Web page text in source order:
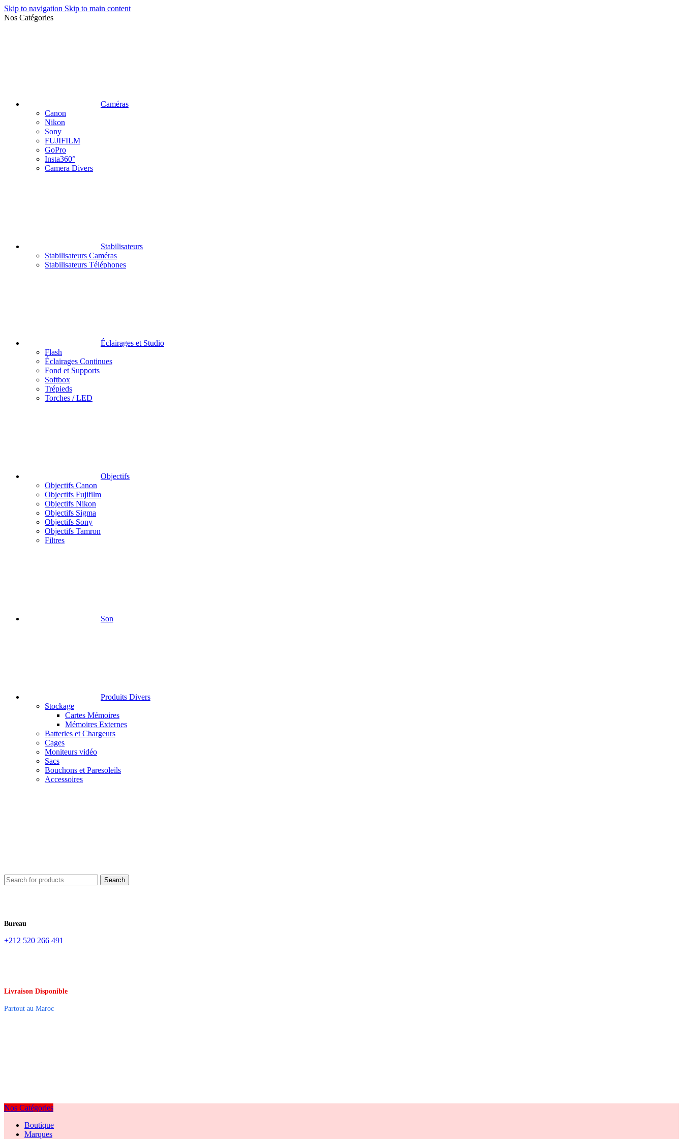
Skip to navigation Skip to main content
Nos Catégories
Caméras
Canon
Nikon
Sony
FUJIFILM
GoPro
Insta360°
Camera Divers
Stabilisateurs
Stabilisateurs Caméras
Stabilisateurs Téléphones
Éclairages et Studio
Flash
Éclairages Continues
Fond et Supports
Softbox
Trépieds
Torches / LED
Objectifs
Objectifs Canon
Objectifs Fujifilm
Objectifs Nikon
Objectifs Sigma
Objectifs Sony
Objectifs Tamron
Filtres
Son
Produits Divers
Stockage
Cartes Mémoires
Mémoires Externes
Batteries et Chargeurs
Cages
Moniteurs vidéo
Sacs
Bouchons et Paresoleils
Accessoires
Search
Bureau
+212 520 266 491
Livraison Disponible
Partout au Maroc
Nos Catégories
Boutique
Marques